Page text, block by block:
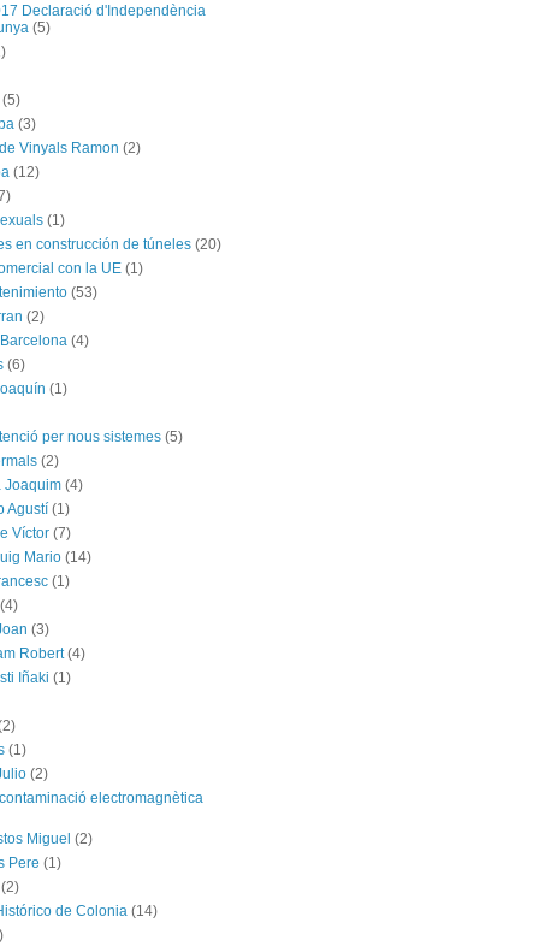
Declaració d'Independència
(5)
(5)
(3)
Vinyals Ramon (2)
(12)
(1)
en construcción de túneles (20)
con la UE (1)
(53)
(2)
(4)
(6)
(1)
per nous sistemes (5)
(2)
Joaquim (4)
Agustí (1)
Víctor (7)
Mario (14)
(1)
(4)
(3)
Robert (4)
Iñaki (1)
(1)
(2)
electromagnètica
Miguel (2)
Pere (1)
(2)
de Colonia (14)